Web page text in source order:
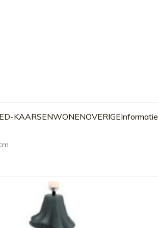
KAARSENWONENOVERIGEInformatie